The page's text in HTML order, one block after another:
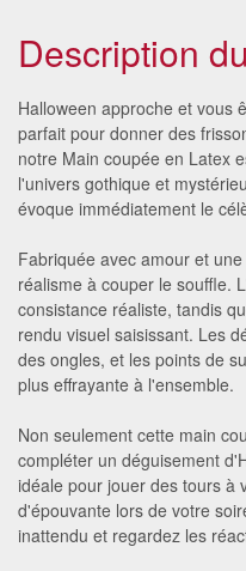
Description
Halloween approche et vous
parfait pour donner des
notre Main coupée en Latex
l'univers gothique et
évoque immédiatement le
Fabriquée avec amour et
réalisme à couper le souffle.
consistance réaliste, tandis
rendu visuel saisissant. Les
des ongles, et les points de
plus effrayante à l'ensemble.
Non seulement cette main
compléter un déguisement
idéale pour jouer des tours à
d'épouvante lors de votre
inattendu et regardez les